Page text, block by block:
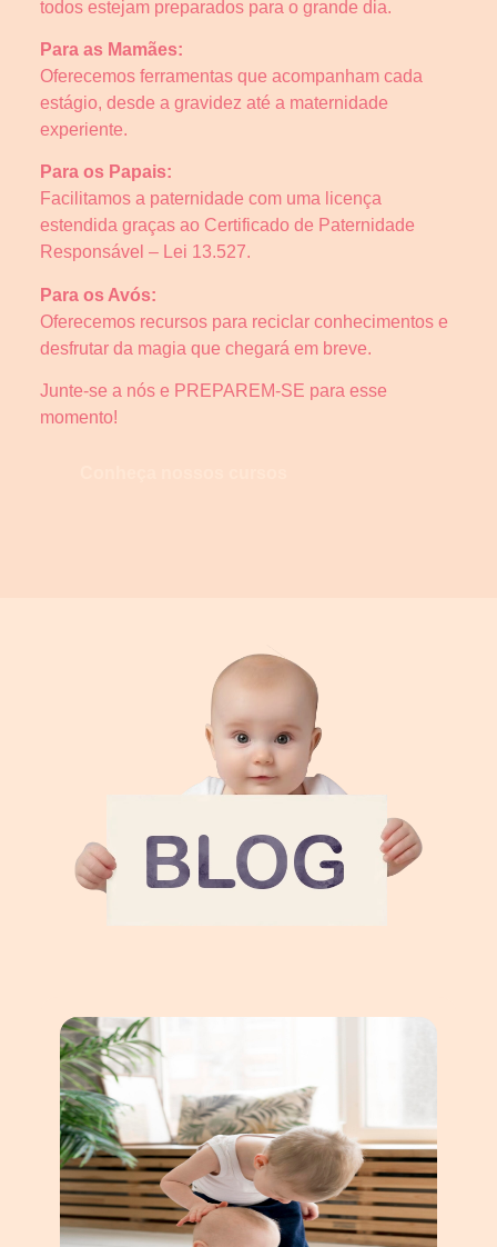
todos estejam preparados para o grande dia.
Para as Mamães:
Oferecemos ferramentas que acompanham cada
estágio, desde a gravidez até a maternidade
experiente.
Para os Papais:
Facilitamos a paternidade com uma licença
estendida graças ao Certificado de Paternidade
Responsável – Lei 13.527.
Para os Avós:
Oferecemos recursos para reciclar conhecimentos e
desfrutar da magia que chegará em breve.
Junte-se a nós e PREPAREM-SE para esse
momento!